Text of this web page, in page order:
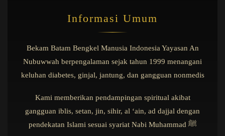
Informasi Umum
Bekam Batam Bengkel Manusia Indonesia Yayasan An
Nubuwwah berpengalaman sejak tahun 1999 menangani
keluhan diabetes, ginjal, jantung, dan gangguan nonmedis
Kami memberikan pendampingan spiritual akibat
gangguan iblis, setan, jin, sihir, al ‘ain, ad dajjal dengan
pendekatan Islami sesuai syariat Nabi Muhammad ﷺ